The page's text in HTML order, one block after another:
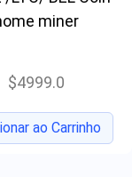
miner
$4999.0
ao Carrinho